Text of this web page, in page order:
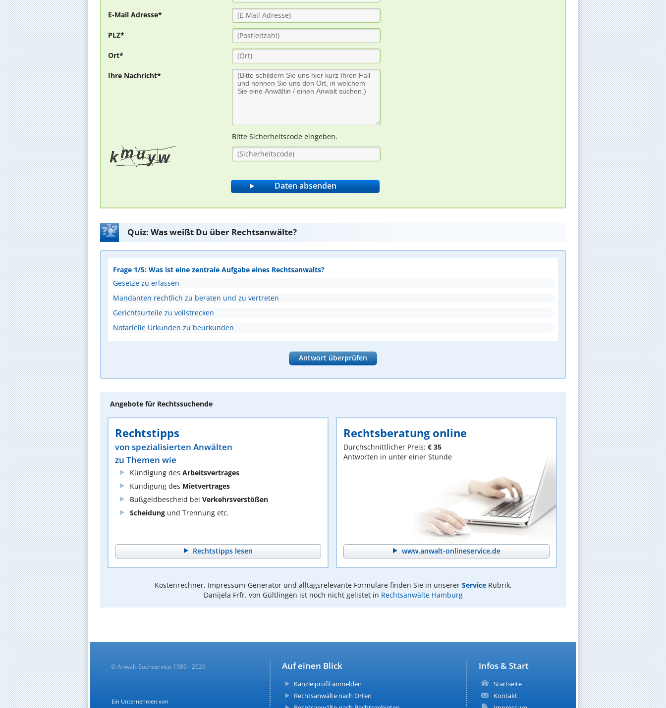
E-Mail Adresse*
PLZ*
Ort*
Ihre Nachricht*
Bitte Sicherheitscode eingeben.
Quiz: Was weißt Du über Rechtsanwälte?
Frage 1/5: Was ist eine zentrale Aufgabe eines Rechtsanwalts?
Gesetze zu erlassen
Mandanten rechtlich zu beraten und zu vertreten
Gerichtsurteile zu vollstrecken
Notarielle Urkunden zu beurkunden
Antwort überprüfen
Angebote für Rechtssuchende
Rechtstipps
von spezialisierten Anwälten
zu Themen wie
Kündigung des Arbeitsvertrages
Kündigung des Mietvertrages
Bußgeldbescheid bei Verkehrsverstößen
Scheidung und Trennung etc.
Rechtstipps lesen
Rechtsberatung online
Durchschnittlicher Preis: € 35
Antworten in unter einer Stunde
www.anwalt-onlineservice.de
Kostenrechner, Impressum-Generator und alltagsrelevante Formulare finden Sie in unserer ServiceRubrik.
Danijela Frfr. von Gültlingen ist noch nicht gelistet in Rechtsanwälte Hamburg
Infos & Start
Startseite
Kontakt
Auf einen Blick
Kanzleiprofil anmelden
Rechtsanwälte nach Orten
© Anwalt-Suchservice 1989 - 2026
Ein Unternehmen von